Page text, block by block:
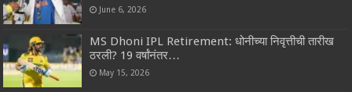
June 6, 2026
MS Dhoni IPL Retirement: धोनीच्या निवृत्तीची तारीख
ठरली? 19 वर्षांनंतर…
May 15, 2026